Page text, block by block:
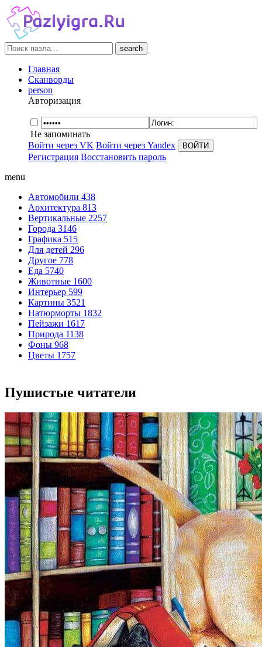
search
Главная
Сканворды
person
Авторизация
Не запоминать
Войти через VK Войти через Yandex
Регистрация Восстановить пароль
menu
Автомобили 438
Архитектура 813
Вертикальные 2257
Города 3146
Графика 515
Для детей 296
Другое 778
Еда 5740
Животные 1600
Интерьер 599
Картины 3521
Натюрморты 1832
Пейзажи 1617
Природа 1138
Фоны 968
Цветы 1757
Пушистые читатели